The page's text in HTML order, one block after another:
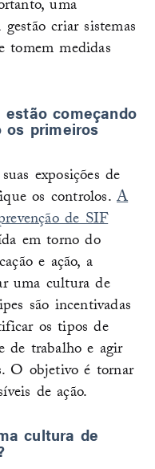
uma
criar sistemas
tomem medidas
estão começando
os primeiros
exposições de
os controlos.A
de SIF
em torno do
e ação, a
uma cultura de
são incentivadas
os tipos de
de trabalho e agir
O objetivo é tornar
de ação.
cultura de